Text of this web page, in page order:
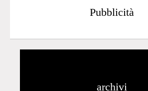
Pubblicità
archivi